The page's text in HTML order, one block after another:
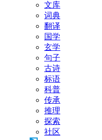
文库
词典
翻译
国学
玄学
句子
古诗
标语
科普
传承
推理
探索
社区